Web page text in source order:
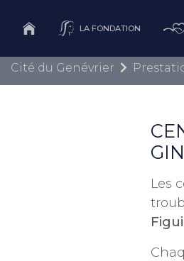
LA FONDATION
Cité du Genévrier
Les